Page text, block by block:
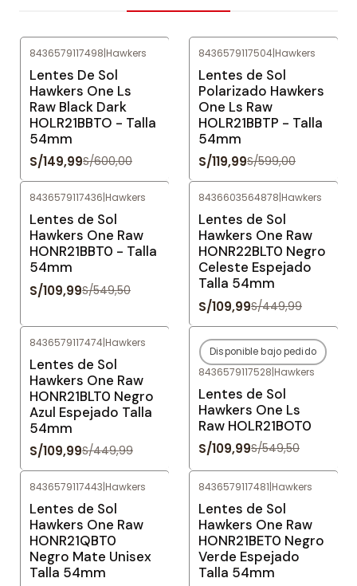
8436579117498|Hawkers
Lentes De Sol
Hawkers One Ls
Raw Black Dark
HOLR21BBTO - Talla
54mm
S/149,99S/600,00
8436579117504|Hawkers
Lentes de Sol
Polarizado Hawkers
One Ls Raw
HOLR21BBTP - Talla
54mm
S/119,99S/599,00
8436579117436|Hawkers
Lentes de Sol
Hawkers One Raw
HONR21BBT0 - Talla
54mm
S/109,99S/549,50
8436603564878|Hawkers
Lentes de Sol
Hawkers One Raw
HONR22BLT0 Negro
Celeste Espejado
Talla 54mm
S/109,99S/449,99
8436579117474|Hawkers
Lentes de Sol
Hawkers One Raw
HONR21BLT0 Negro
Azul Espejado Talla
54mm
S/109,99S/449,99
-80%OFF
Agotado
Disponible bajo pedido
8436579117528|Hawkers
Lentes de Sol
Hawkers One Ls
Raw HOLR21BOT0
S/109,99S/549,50
8436579117443|Hawkers
Lentes de Sol
Hawkers One Raw
HONR21QBT0
Negro Mate Unisex
Talla 54mm
8436579117481|Hawkers
Lentes de Sol
Hawkers One Raw
HONR21BET0 Negro
Verde Espejado
Talla 54mm